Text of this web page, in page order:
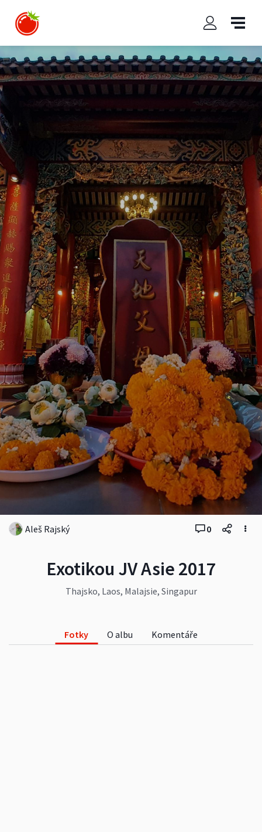
Exotikou JV Asie 2017
Thajsko, Laos, Malajsie, Singapur
Aleš Rajský 0
Fotky O albu Komentáře